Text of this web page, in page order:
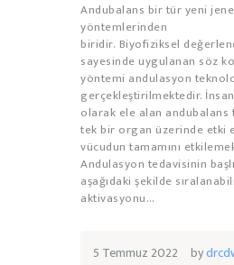
Andubalans bir tür yeni
yöntemlerinden
biridir. Biyofiziksel
sayesinde uygulanan söz
yöntemi andulasyon
gerçekleştirilmektedir.
olarak ele alan
tek bir organ üzerinde etki
vücudun tamamını
Andulasyon tedavisinin
aşağıdaki şekilde
aktivasyonu…
5 Temmuz 2022 by